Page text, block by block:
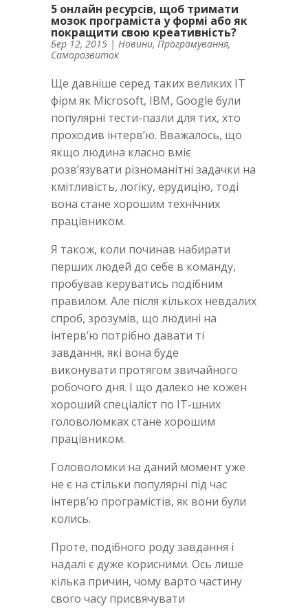
5 онлайн ресурсів, щоб тримати
мозок програміста у формі або як
покращити свою креативність?
Бер 12, 2015 | Новини, Програмування,
Саморозвиток
Ще давніше серед таких великих IT
фірм як Microsoft, IBM, Google були
популярні тести-пазли для тих, хто
проходив інтерв’ю. Вважалось, що
якщо людина класно вміє
розв’язувати різноманітні задачки на
кмітливість, логіку, ерудицію, тоді
вона стане хорошим технічних
працівником.
Я також, коли починав набирати
перших людей до себе в команду,
пробував керуватись подібним
правилом. Але після кількох невдалих
спроб, зрозумів, що людині на
інтерв’ю потрібно давати ті
завдання, які вона буде
виконувати протягом звичайного
робочого дня. І що далеко не кожен
хороший спеціаліст по IT-шних
головоломках стане хорошим
працівником.
Головоломки на даний момент уже
не є на стільки популярні під час
інтерв’ю програмістів, як вони були
колись.
Проте, подібного роду завдання і
надалі є дуже корисними. Ось лише
кілька причин, чому варто частину
свого часу присвячувати